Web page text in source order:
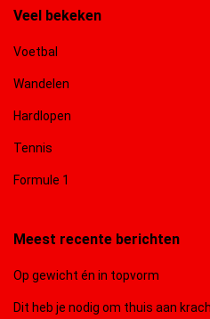
Veel bekeken
Voetbal
Wandelen
Hardlopen
Tennis
Formule 1
Meest recente berichten
Op gewicht én in topvorm
Dit heb je nodig om thuis aan